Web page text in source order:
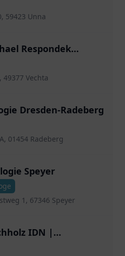
59423 Unna
Respondek
Vechta
Dresden-Radeberg
01454 Radeberg
Speyer
1, 67346 Speyer
IDN |
Labor